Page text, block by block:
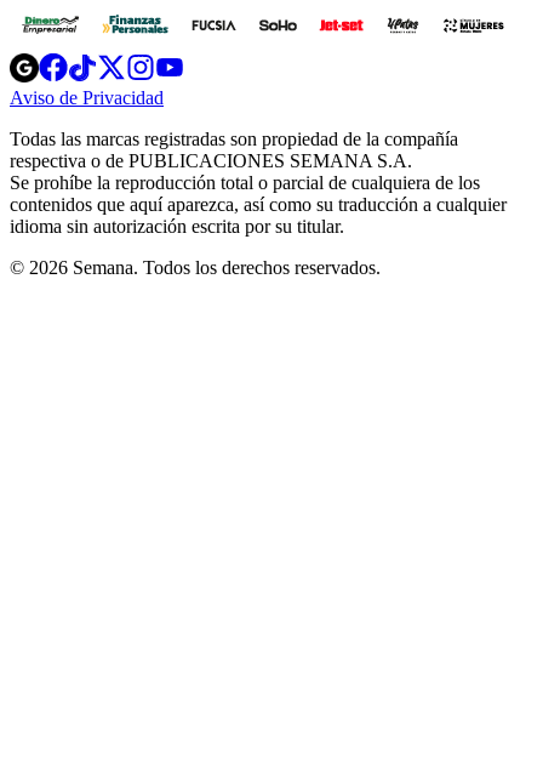
Opens
in
new
Opens
in
new
Opens
in
new
window
Opens
new
windowwindow
Aviso de Privacidad
new
window
Todas las marcas registradas son propiedad de la compañía
respectiva o de PUBLICACIONES SEMANA S.A.
Se prohíbe la reproducción total o parcial de cualquiera de los
contenidos que aquí aparezca, así como su traducción a cualquier
idioma sin autorización escrita por su titular.
© 2026 Semana. Todos los derechos reservados.